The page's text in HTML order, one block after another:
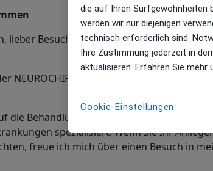
lieber Besucher,
PRAXIS
die Behandlung von Bandscheiben- und
spezialisiert. Wenn Sie Ihr
freue ich mich über einen Besuch in
die auf Ihren Surfgewohnheiten
werden wir nur diejenigen
technisch erforderlich sind.
Ihre Zustimmung jederzeit in
aktualisieren. Erfahren Sie mehr
Cookie-Einstellungen